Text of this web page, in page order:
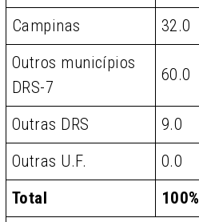
Campinas
32.0
Outros municípios
DRS-7
60.0
Outras DRS 9.0
Outras U.F.
0.0
Total
100%